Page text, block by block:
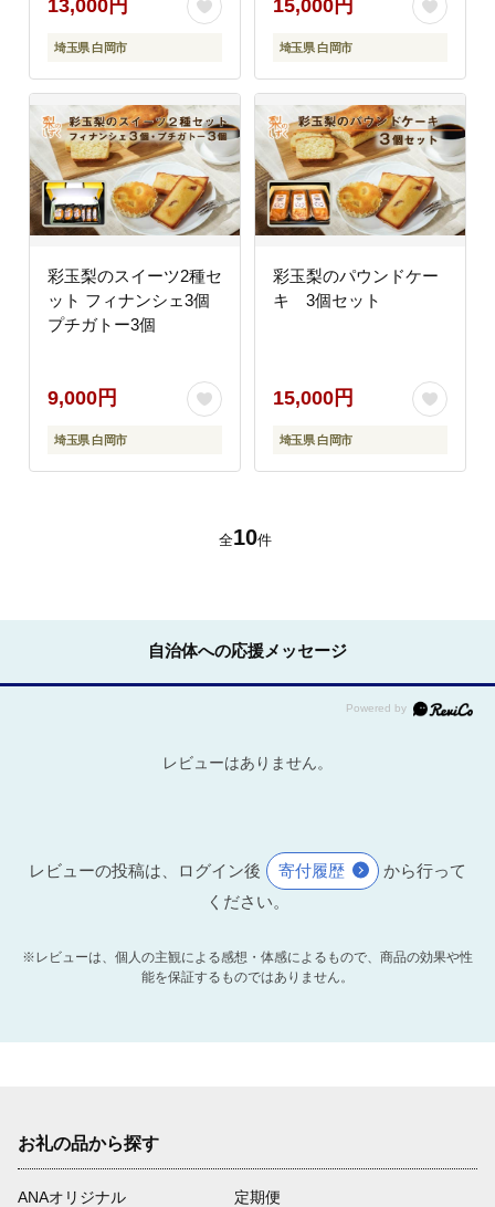
13,000円
埼玉県 白岡市
15,000円
埼玉県 白岡市
彩玉梨のスイーツ2種セ
ット フィナンシェ3個
プチガトー3個
9,000円
埼玉県 白岡市
彩玉梨のパウンドケー
キ 3個セット
15,000円
埼玉県 白岡市
全10件
自治体への応援メッセージ
レビューはありません。
レビューの投稿は、ログイン後 寄付履歴
から行って
ください。
※レビューは、個人の主観による感想・体感によるもので、商品の効果や性
能を保証するものではありません。
お礼の品から探す
ANAオリジナル
定期便